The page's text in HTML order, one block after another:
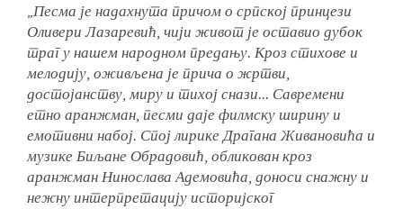
„Песма је надахнута причом о српској принцези
Оливери Лазаревић, чији живот је оставио дубок
траг у нашем народном предању. Кроз стихове и
мелодију, оживљена је прича о жртви,
достојанству, миру и тихој снази... Савремени
етно аранжман, песми даје филмску ширину и
емотивни набој. Спој лирике Драгана Живановића и
музике Биљане Обрадовић, обликован кроз
аранжман Нинослава Адемовића, доноси снажну и
нежну интерпретацију историјског